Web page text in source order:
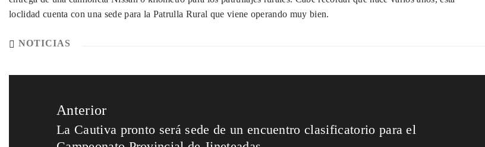
loclidad cuenta con una sede para la Patrulla Rural que viene operando muy bien.
NOTICIAS
Anterior
La Cautiva pronto será sede de un encuentro clasificatorio para el